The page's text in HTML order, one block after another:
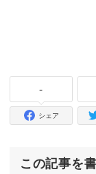
-
シェア
この記事を